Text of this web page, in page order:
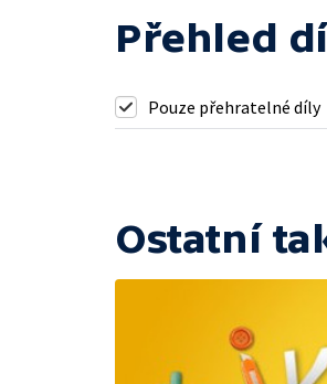
Přehled
Pouze přehratelné díly
Ostatní